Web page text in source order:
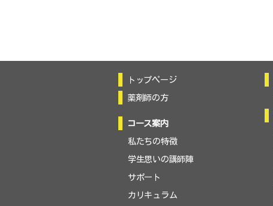
トップページ
薬剤師の方
コース案内
私たちの特徴
学生思いの講師陣
サポート
カリキュラム